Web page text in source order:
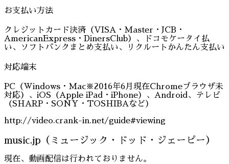
お支払い方法
クレジットカード決済（VISA・Master・JCB・
AmericanExpress・DinersClub）、ドコモケータイ払
い、ソフトバンクまとめ支払い、リクルートかんたん支払い
対応端末
PC（Windows・Mac※2016年6月現在Chromeブラウザ未
対応）、iOS（Apple iPad・iPhone）、Android、テレビ
（SHARP・SONY・TOSHIBAなど）
http://video.crank-in.net/guide#viewing
music.jp（ミュージック・ドッド・ジェーピー）
現在、動画配信は行われておりません。